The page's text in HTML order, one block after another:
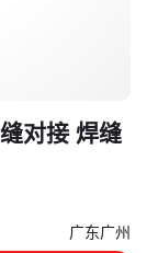
对接 焊缝
广东广州